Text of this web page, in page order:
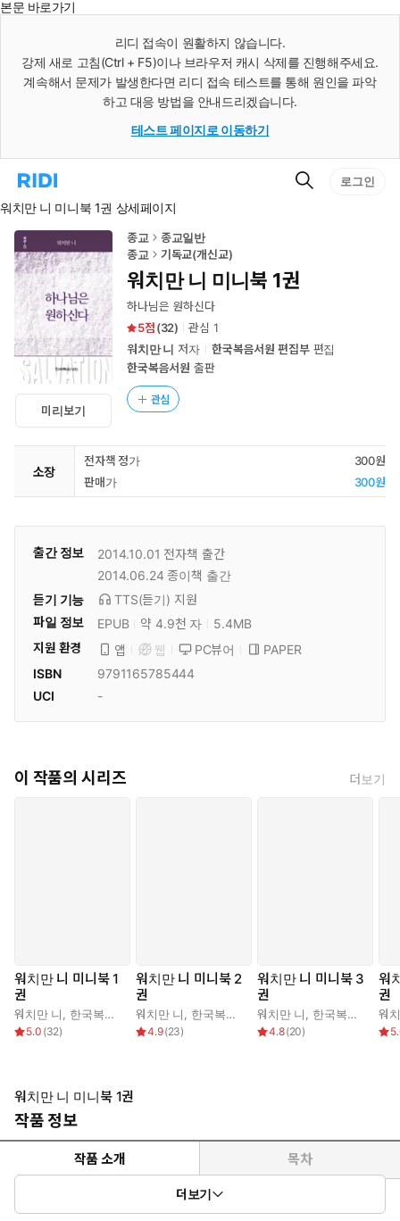
본문 바로가기
리디 접속이 원활하지 않습니다.
강제 새로 고침(Ctrl + F5)이나 브라우저 캐시 삭제를 진행해주세요.
계속해서 문제가 발생한다면 리디 접속 테스트를 통해 원인을 파악
하고 대응 방법을 안내드리겠습니다.
테스트 페이지로 이동하기
리
홈
로
이
동
검
로그인
워치만 니 미니북 1권 상세페이지
미리보기
종교
종교일반
종교
기독교(개신교)
워치만 니 미니북 1권
하나님은 원하신다
5
(32) 관심 1
워치만 니 저자 한국복음서원 편집부편집
한국복음서원 출판
관심
소장
전자책 정가
300원
판매가
300원
출간 정보 2014.10.01 전자책 출간
2014.06.24 종이책 출간
듣기 기능
TTS(듣기) 지원
파일 정보
EPUB 약 4.9천 자
5.4MB
지원 환경
앱 웹 PC뷰어
PAPER
ISBN
9791165785444
UCI
-
이 작품의 시리즈 더보기
워치만 니 미니북 1
권
워치만 니 한국복음서원 편집부
5.0 (32)
워치만 니 미니북 2
권
워치만 니 한국복음서원 편집부
4.9(23)
워치만 니 미니북 3
권
워치만 니 한국복음서원 편집부
4.8(20)
워
권
워
워치만 니 미니북 1권
작품 정보
작품 소개 목차
워치만 니의 주옥같은 30편의 메시지 미니북
더보기